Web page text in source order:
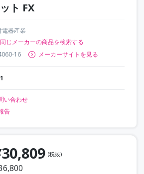
ト FX
電器産業
同じメーカーの商品を検索する
16 メーカーサイトを見る
1
い合わせ
告
30,809 (税抜)